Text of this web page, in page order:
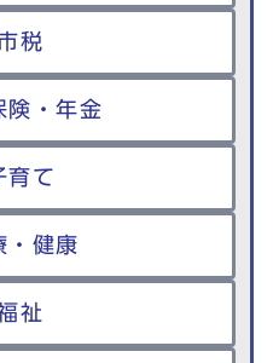
税
険・年金
育て
・健康
祉